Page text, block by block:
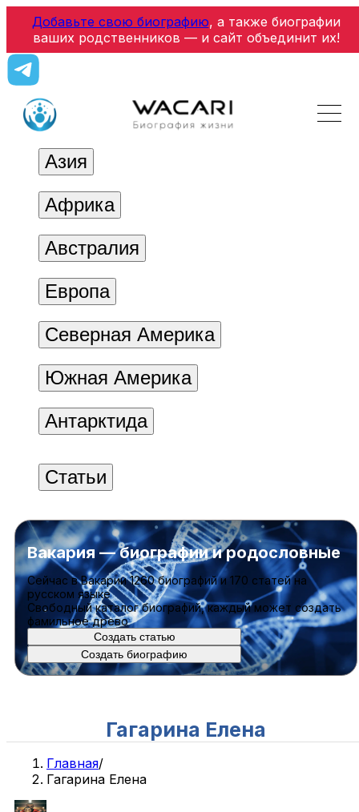
Добавьте свою биографию, а также биографии
ваших родственников — и сайт объединит их!
Азия
Африка
Австралия
Европа
Северная Америка
Южная Америка
Антарктида
Статьи
Вакария — биографии и родословные
Cейчас в Вакарии1260 биографийи170 статейна
русском языке
Свободный каталог биографий, каждый может создать
фамильное древо
Создать статью
Создать биографию
Гагарина Елена
Главная/
Гагарина Елена